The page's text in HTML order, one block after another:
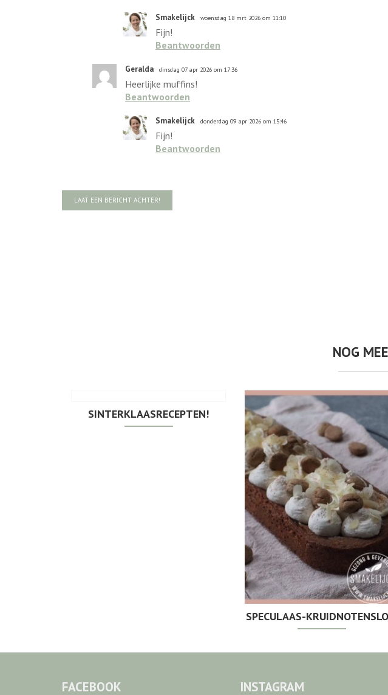
Smakelijck woensdag 18 mrt 2026 om 11:10
Fijn!
Beantwoorden
Geralda dinsdag 07 apr 2026 om 17:36
Heerlijke muffins!
Beantwoorden
Smakelijck donderdag 09 apr 2026 om 15:46
Fijn!
Beantwoorden
LAAT EEN BERICHT ACHTER!
NOG
SINTERKLAASRECEPTEN!
SPECULAAS-
FACEBOOK INSTAGRAM